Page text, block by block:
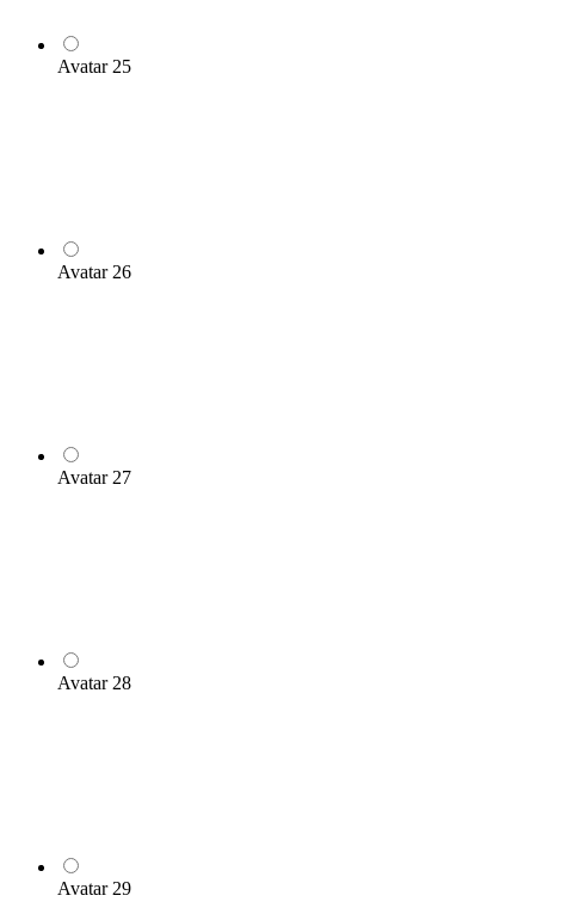
Avatar 25
Avatar 26
Avatar 27
Avatar 28
Avatar 29